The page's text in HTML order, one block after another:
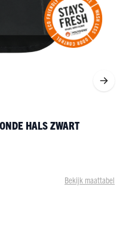
HALS ZWART
Bekijk maattabel